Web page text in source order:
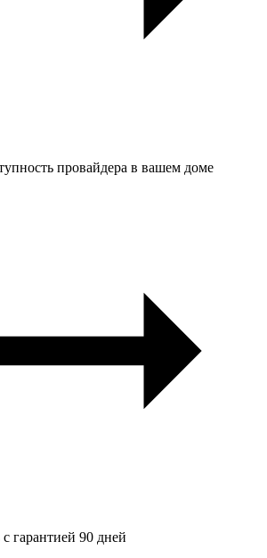
провайдера в вашем доме
гарантией 90 дней